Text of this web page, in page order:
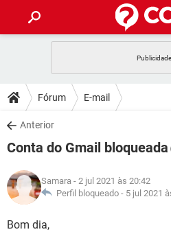
CELULAR
OUTLOOK
INSTAGRAM
GUIA DE COMPRAS
DICAS
JOGOS
INSTAGRAM
GUIA DE COMPRAS
DOWNLOADS
JOGOS
CELULAR
OUTLOOK
INSTAGRAM
JOGOS
CELULAR
OUTLOOK
GLOSSÁRIO
JOGOS
Fórum E-mail
Anterior
Conta do Gmail bloqueada
Samara - 2 jul 2021 às 20:42
Perfil bloqueado - 5 jul 2021
Bom dia,